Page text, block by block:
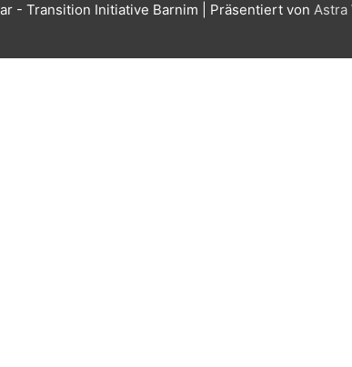
- Transition Initiative Barnim | Präsentiert von Astra